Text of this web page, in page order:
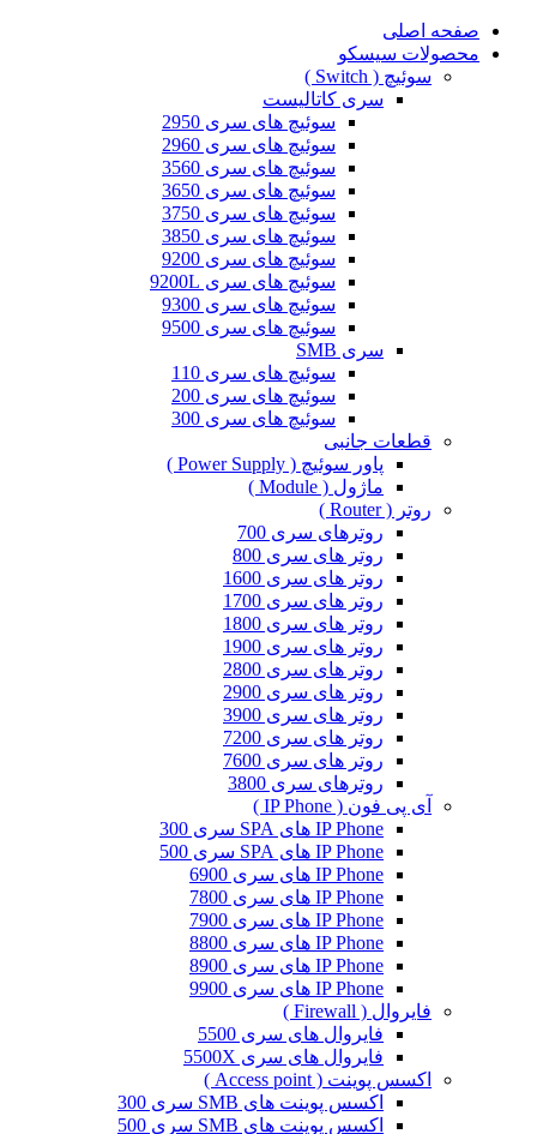
صفحه اصلی
محصولات سیسکو
سوئیچ ( Switch )
سری کاتالیست
سوئیچ های سری 2950
سوئیچ های سری 2960
سوئیچ های سری 3560
سوئیچ های سری 3650
سوئیچ های سری 3750
سوئیچ های سری 3850
سوئیچ های سری 9200
سوئیچ های سری 9200L
سوئیچ های سری 9300
سوئیچ های سری 9500
سری SMB
سوئیچ های سری 110
سوئیچ های سری 200
سوئیچ های سری 300
قطعات جانبی
پاور سوئیچ ( Power Supply )
ماژول ( Module )
روتر ( Router )
روترهای سری 700
روتر های سری 800
روتر های سری 1600
روتر های سری 1700
روتر های سری 1800
روتر های سری 1900
روتر های سری 2800
روتر های سری 2900
روتر های سری 3900
روتر های سری 7200
روتر های سری 7600
روترهای سری 3800
آی پی فون ( IP Phone )
IP Phone های SPA سری 300
IP Phone های SPA سری 500
IP Phone های سری 6900
IP Phone های سری 7800
IP Phone های سری 7900
IP Phone های سری 8800
IP Phone های سری 8900
IP Phone های سری 9900
فایروال ( Firewall )
فایروال های سری 5500
فایروال های سری 5500X
اکسس پوینت ( Access point )
اکسس پوینت های SMB سری 300
اکسس پوینت های SMB سری 500